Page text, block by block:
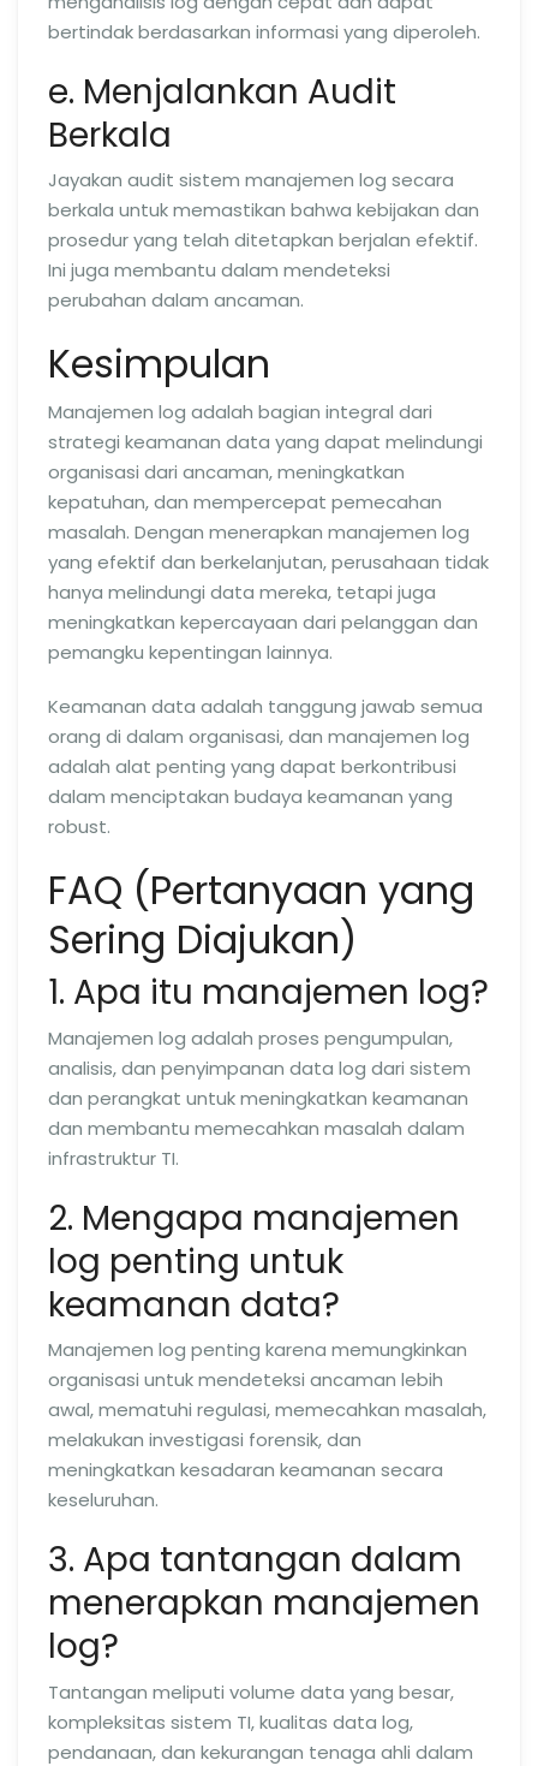
bertindak berdasarkan informasi yang diperoleh.
e. Menjalankan Audit
Berkala
Jayakan audit sistem manajemen log secara
berkala untuk memastikan bahwa kebijakan dan
prosedur yang telah ditetapkan berjalan efektif.
Ini juga membantu dalam mendeteksi
perubahan dalam ancaman.
Kesimpulan
Manajemen log adalah bagian integral dari
strategi keamanan data yang dapat melindungi
organisasi dari ancaman, meningkatkan
kepatuhan, dan mempercepat pemecahan
masalah. Dengan menerapkan manajemen log
yang efektif dan berkelanjutan, perusahaan tidak
hanya melindungi data mereka, tetapi juga
meningkatkan kepercayaan dari pelanggan dan
pemangku kepentingan lainnya.
Keamanan data adalah tanggung jawab semua
orang di dalam organisasi, dan manajemen log
adalah alat penting yang dapat berkontribusi
dalam menciptakan budaya keamanan yang
robust.
FAQ (Pertanyaan yang
Sering Diajukan)
1. Apa itu manajemen log?
Manajemen log adalah proses pengumpulan,
analisis, dan penyimpanan data log dari sistem
dan perangkat untuk meningkatkan keamanan
dan membantu memecahkan masalah dalam
infrastruktur TI.
2. Mengapa manajemen
log penting untuk
keamanan data?
Manajemen log penting karena memungkinkan
organisasi untuk mendeteksi ancaman lebih
awal, mematuhi regulasi, memecahkan masalah,
melakukan investigasi forensik, dan
meningkatkan kesadaran keamanan secara
keseluruhan.
3. Apa tantangan dalam
menerapkan manajemen
log?
Tantangan meliputi volume data yang besar,
kompleksitas sistem TI, kualitas data log,
pendanaan, dan kekurangan tenaga ahli dalam